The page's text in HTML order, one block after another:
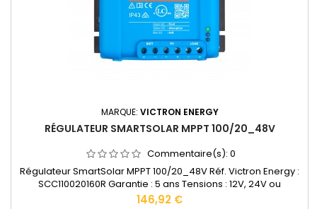
MARQUE: VICTRON ENERGY
RÉGULATEUR SMARTSOLAR MPPT 100/20_48V
Commentaire(s): 0
Régulateur SmartSolar MPPT 100/20_48V Réf. Victron Energy :
SCC110020160R Garantie : 5 ans Tensions : 12V, 24V ou
48VAccepte en 12V jusqu'à 290W de panneaux solaires.
Prix
146,92 €